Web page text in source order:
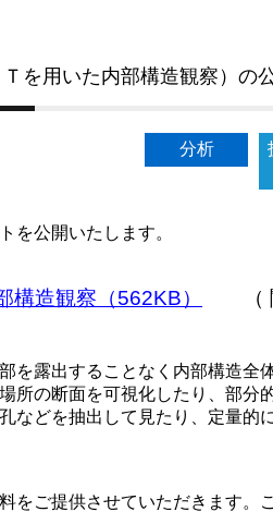
を用いた内部構造観察）の
分析
公開いたします。
構造観察（562KB）
（
を露出することなく内部構造全
所の断面を可視化したり、部分
などを抽出して見たり、定量的
をご提供させていただきます。